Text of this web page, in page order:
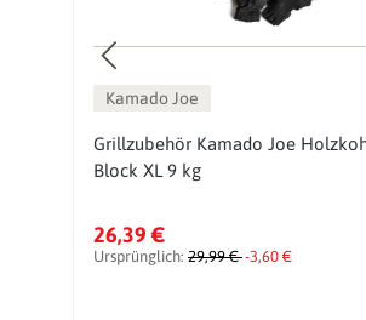
Kamado Joe
Grillzubehör Kamado Joe
Block XL 9 kg
26,39 €
Ursprünglich: 29,99 €-3,60 €